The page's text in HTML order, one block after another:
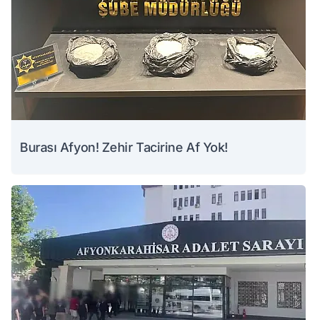
Burası Afyon! Zehir Tacirine Af Yok!